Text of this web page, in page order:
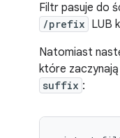
Filtr pasuje do
/prefix LUB
Natomiast
które
suffix :